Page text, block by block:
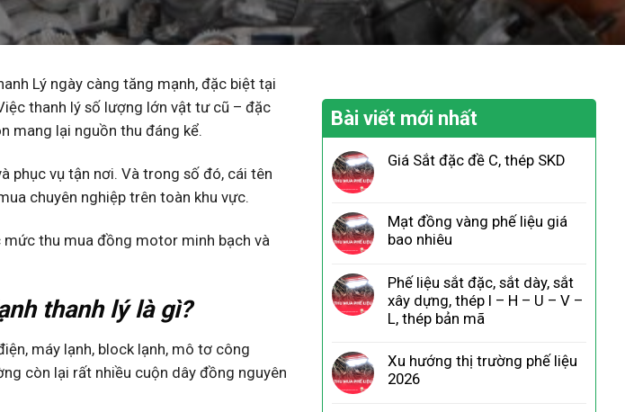
Lý ngày càng tăng mạnh, đặc biệt tại
thanh lý số lượng lớn vật tư cũ – đặc
mang lại nguồn thu đáng kể.
phục vụ tận nơi. Và trong số đó, cái tên
chuyên nghiệp trên toàn khu vực.
thu mua đồng motor minh bạch và
thanh lý là gì?
máy lạnh, block lạnh, mô tơ công
còn lại rất nhiều cuộn dây đồng nguyên
Bài viết mới nhất
Giá Sắt đặc đề C, thép SKD
Mạt đồng vàng phế liệu giá
bao nhiêu
Phế liệu sắt đặc, sắt dày, sắt
xây dựng, thép I – H – U – V –
L, thép bản mã
Xu hướng thị trường phế liệu
2026